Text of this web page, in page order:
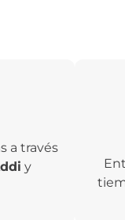
a través
y